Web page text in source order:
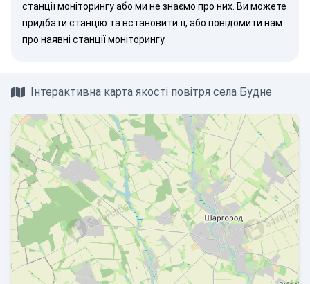
станції моніторингу або ми не знаємо про них. Ви можете
придбати станцію та встановити її, або повідомити нам
про наявні станції моніторингу.
Інтерактивна карта якості повітря села Будне